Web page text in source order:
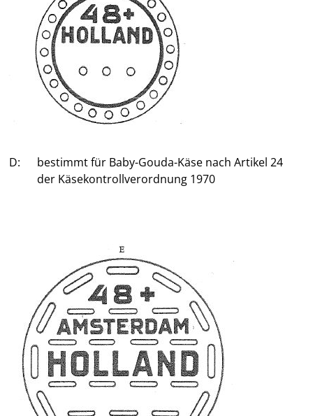
D:
bestimmt für Baby-Gouda-Käse nach Artikel 24
der Käsekontrollverordnung 1970